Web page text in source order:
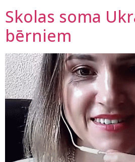
Skolas soma
bērniem